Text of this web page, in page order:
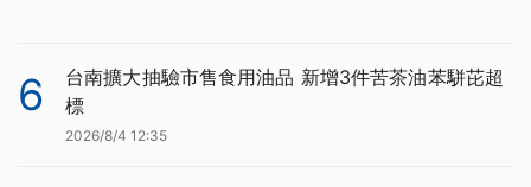
6
台南擴大抽驗市售食用油品 新增3件苦茶油苯駢芘超
標
2026/8/4 12:35